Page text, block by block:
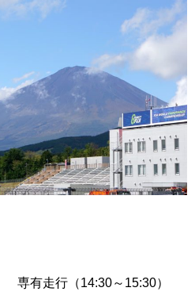
専有走行（14:30～15:30）